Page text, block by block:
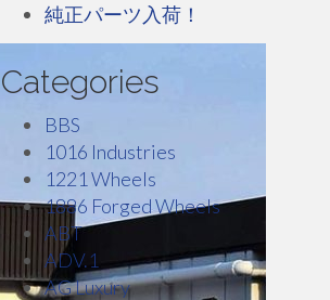
純正パーツ入荷！
Categories
BBS
1016 Industries
1221 Wheels
1886 Forged Wheels
ABT
ADV.1
AG Luxury